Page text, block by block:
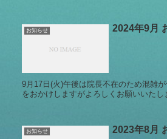
お知らせ 2024年9月
9月17日(火)午後は院長不在のため混雑
をおかけしますがよろしくお願いいたし
お知らせ 2023年8月